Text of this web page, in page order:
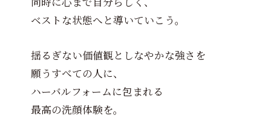
ベストな状態へと導いていこう。
揺るぎない価値観としなやかな強さを
願うすべての人に、
ハーバルフォームに包まれる
最高の洗顔体験を。